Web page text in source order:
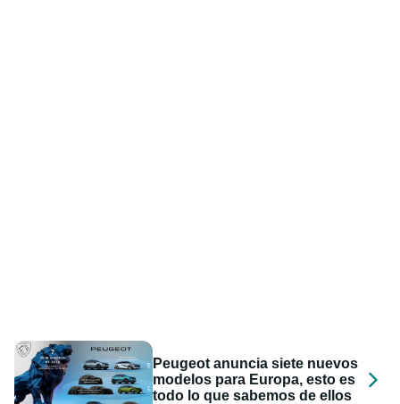
Peugeot anuncia siete nuevos
modelos para Europa, esto es
todo lo que sabemos de ellos